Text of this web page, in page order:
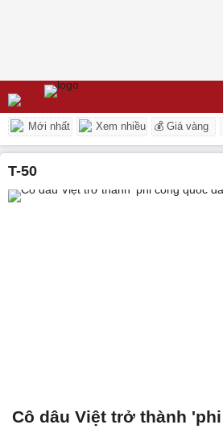
Mới nhất Xem nhiều 💰 Giá vàng
t-50
Cô dâu Việt trở thành